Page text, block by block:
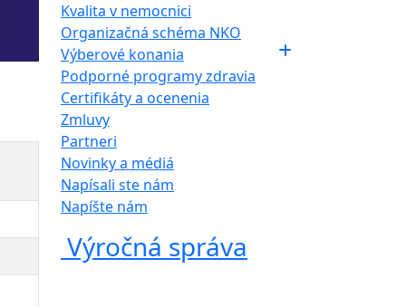
Kvalita v nemocnici
Organizačná schéma NKO
Výberové konania
Podporné programy zdravia
Certifikáty a ocenenia
Zmluvy
Partneri
Novinky a médiá
Napísali ste nám
Napíšte nám
Výročná správa